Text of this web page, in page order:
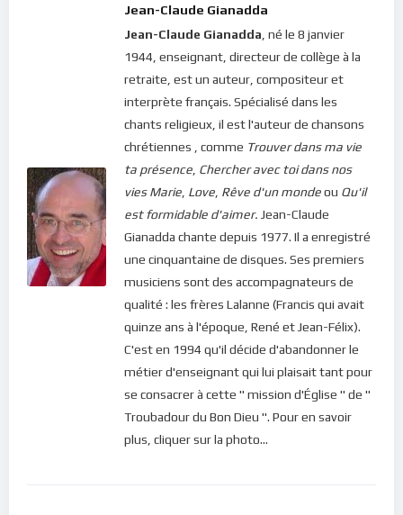
Jean-Claude Gianadda
Jean-Claude Gianadda , né le 8 janvier
1944, enseignant, directeur de collège à la
retraite, est un auteur, compositeur et
interprète français. Spécialisé dans les
chants religieux, il est l'auteur de chansons
chrétiennes , comme Trouver dans ma vie
ta présence Chercher avec toi dans nos
vies Marie Love Rêve d'un mondeou Qu'il
est formidable d'aimer. Jean-Claude
Gianadda chante depuis 1977. Il a enregistré
une cinquantaine de disques. Ses premiers
musiciens sont des accompagnateurs de
qualité : les frères Lalanne (Francis qui avait
quinze ans à l'époque, René et Jean-Félix).
C'est en 1994 qu'il décide d'abandonner le
métier d'enseignant qui lui plaisait tant pour
se consacrer à cette " mission d'Église " de "
Troubadour du Bon Dieu ". Pour en savoir
plus, cliquer sur la photo...